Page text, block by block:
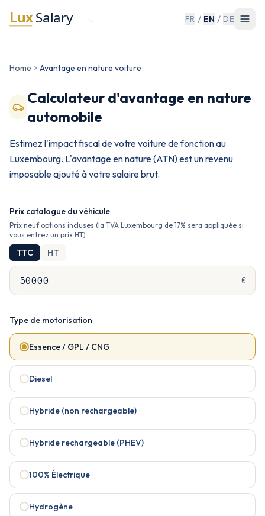
FR / EN / DE
Home Avantage en nature voiture
Calculateur d'avantage en nature
automobile
Estimez l'impact fiscal de votre voiture de fonction au
Luxembourg. L'avantage en nature (ATN) est un revenu
imposable ajouté à votre salaire brut.
Prix catalogue du véhicule
Prix neuf options incluses (la TVA Luxembourg de 17% sera appliquée si
vous entrez un prix HT)
TTC HT
€
Type de motorisation
Essence / GPL / CNG
Diesel
Hybride (non rechargeable)
Hybride rechargeable (PHEV)
100% Électrique
Hydrogène